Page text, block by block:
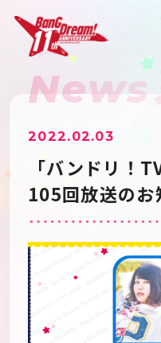
Home
Live•Event
Artist
Game
Schedule
News
2022.02.03
「バンドリ！
105回放送のお